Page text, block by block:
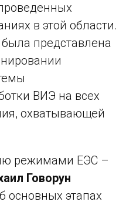
в этой области.
представлена
ВИЭ на всех
охватывающей
режимами ЕЭС –
Говорун
основных этапах